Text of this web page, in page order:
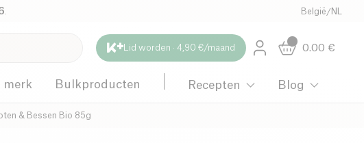
België /NL
Lid worden · 4,90 €/maand 0.00 €
merk Bulkproducten Recepten Blog
& Bessen Bio 85g